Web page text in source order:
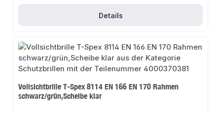
Details
Vollsichtbrille T-Spex 8114 EN 166 EN 170 Rahmen
schwarz/grün,Scheibe klar